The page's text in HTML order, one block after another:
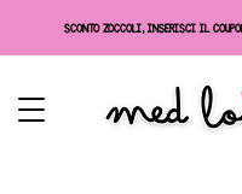
SCONTO ZOCCOLI, INSERISCI IL